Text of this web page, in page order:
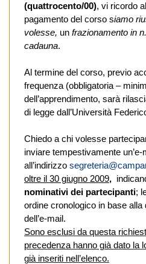
(quattrocento/00), vi ricordo
pagamento del corso siamo
volesse, un frazionamento in
cadauna.
Al termine del corso, previo
frequenza (obbligatoria –
dell’apprendimento, sarà
di legge dall’Università
Chiedo a chi volesse
inviare tempestivamente
all’indirizzo
oltre il 30 giugno 2009,
nominativi dei partecipanti;
ordine cronologico in base alla
dell’e-mail.
Sono esclusi da questa
precedenza hanno già dato la
già inseriti nell’elenco.